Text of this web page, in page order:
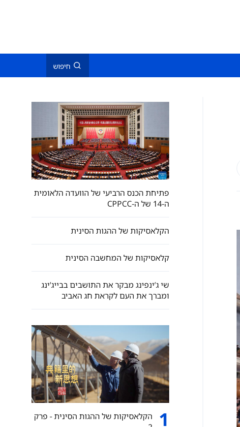
חיפוש
פתיחת הכנס הרביעי של הוועדה הלאומית
ה-14 של ה-CPPCC
הקלאסיקות של ההגות הסינית
קלאסיקות של המחשבה הסינית
שי ג’ינפינג מבקר את התושבים בבייג’ינג
ומברך את העם לקראת חג האביב
1
הקלאסיקות של ההגות הסינית - פרק